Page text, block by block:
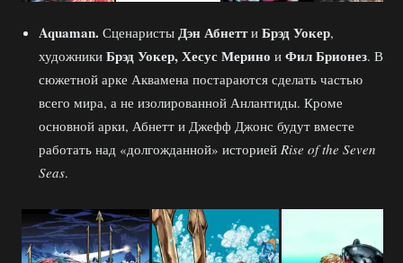
Aquaman. Сценаристы Дэн Абнетти Брэд Уокер,
художники Брэд Уокер, Хесус Мерино и Фил Брионез. В
сюжетной арке Аквамена постараются сделать частью
всего мира, а не изолированной Анлантиды. Кроме
основной арки, Абнетт и Джефф Джонс будут вместе
работать над «долгожданной» историей Rise of the Seven
Seas.